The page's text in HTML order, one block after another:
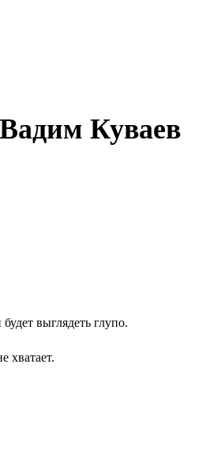
Куваев
выглядеть глупо.
хватает.